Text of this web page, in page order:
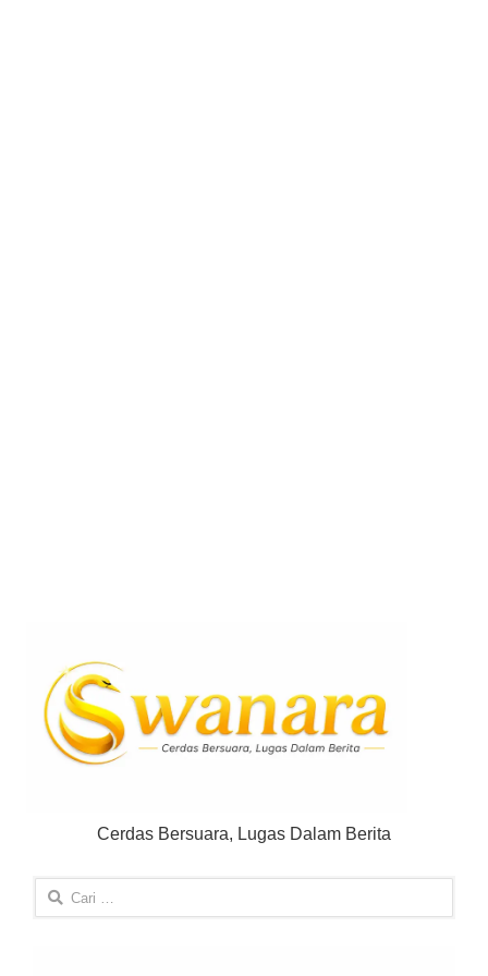
Cerdas Bersuara, Lugas Dalam Berita
Cari